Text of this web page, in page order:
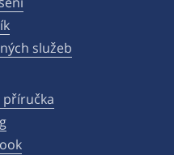
služeb
příručka